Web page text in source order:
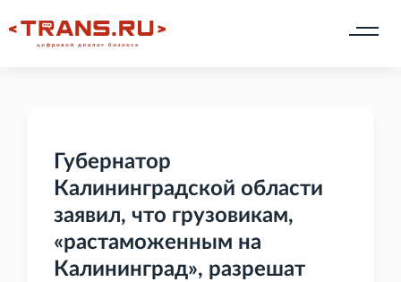
Губернатор
Калининградской области
заявил, что грузовикам,
«растаможенным на
Калининград», разрешат